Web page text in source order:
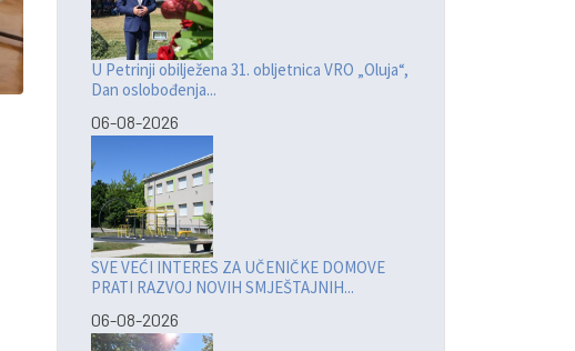
U Petrinji obilježena 31. obljetnica VRO „Oluja“,
Dan oslobođenja...
06-08-2026
SVE VEĆI INTERES ZA UČENIČKE DOMOVE
PRATI RAZVOJ NOVIH SMJEŠTAJNIH...
06-08-2026